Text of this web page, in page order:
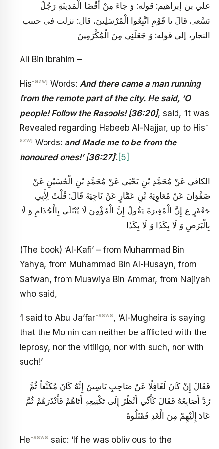
علي بن إبراهيم: قوله: وَ جاءَ مِنْ أَقْصَا الْمَدِينَةِ رَجُلٌ
يَسْعى قالَ يا قَوْمِ اتَّبِعُوا الْمُرْسَلِينَ، قال: نزلت في حبيب
النجار، إلى قوله: وَ جَعَلَنِي مِنَ الْمُكْرَمِينَ
Ali Bin Ibrahim –
His-azwj Words: And there came a man running
from the remote part of the city. He said, ‘O
people! Follow the Rasools! [36:20], said, ‘It was
Revealed regarding Habeeb Al-Najjar, up to His-
azwj Words: and Made me to be from the
honoured ones!’ [36:27]’. [5]
الكافي عَنْ مُحَمَّدِ بْنِ يَحْيَى عَنْ مُحَمَّدِ بْنِ الْحُسَيْنِ عَنْ
صَفْوَانَ عَنْ مُعَاوِيَةَ بْنِ عَمَّارٍ عَنْ نَاجِيَةَ قَالَ: قُلْتُ لِأَبِي
جَعْفَرٍ ع إِنَّ الْمُغِيرَةَ يَقُولُ إِنَّ الْمُؤْمِنَ لَا يُبْتَلَى بِالْجُذَامِ وَ لَا
بِالْبَرَصِ وَ لَا بِكَذَا وَ لَا بِكَذَا
(The book) ‘Al-Kafi’ – from Muhammad Bin
Yahya, from Muhammad Bin Al-Husayn, from
Safwan, from Muawiya Bin Ammar, from Najiyah
who said,
‘I said to Abu Ja’far-asws, ‘Al-Mugheira is saying
that the Momin can neither be afflicted with the
leprosy, nor the vitiligo, nor with such, nor with
such!’
فَقَالَ إِنْ كَانَ لَغَافِلًا عَنْ صَاحِبِ يَاسِينَ إِنَّهُ كَانَ مُكَنَّعاً ثُمَّ
رُدَّ أَصَابِعُهُ فَقَالَ كَأَنِّي أَنْظُرُ إِلَى تَكْنِيعِهِ أَتَاهُمْ فَأَنْذَرَهُمْ ثُمَّ
عَادَ إِلَيْهِمْ مِنَ الْغَدِ فَقَتَلُوهُ
He-asws said: ‘If he was oblivious to the